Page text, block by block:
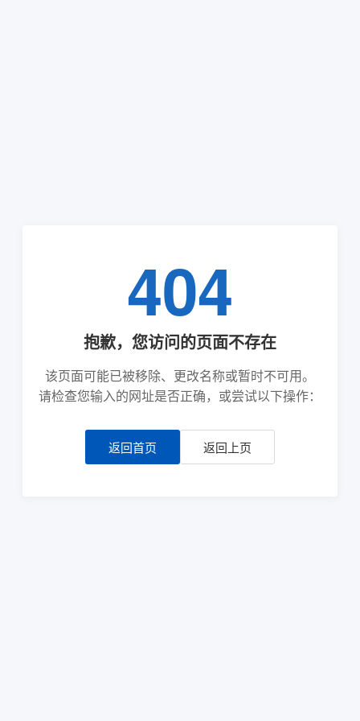
404
抱歉，您访问的页面不存在
该页面可能已被移除、更改名称或暂时不可用。
请检查您输入的网址是否正确，或尝试以下操作：
返回首页 返回上页